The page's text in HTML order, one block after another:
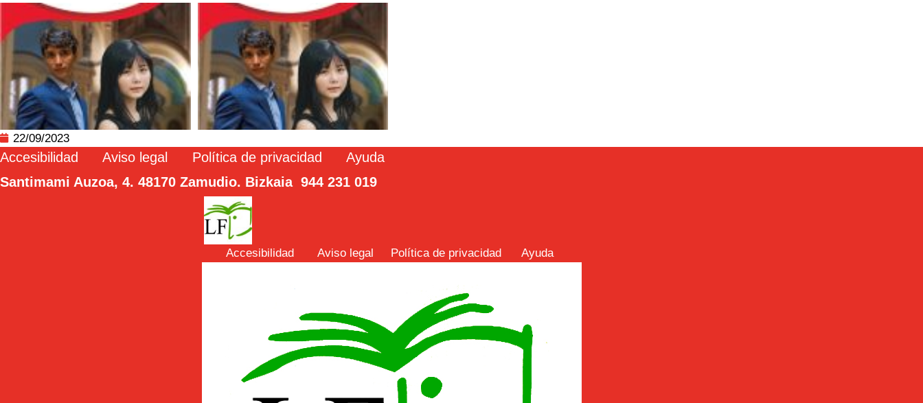
22/09/2023
Accesibilidad Aviso legal Política de privacidad Ayuda
Santimami Auzoa, 4. 48170 Zamudio. Bizkaia 944 231 019
Accesibilidad Aviso legal Política de privacidad Ayuda